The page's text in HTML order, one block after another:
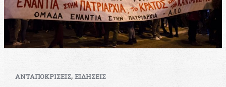
ΑΝΤΑΠΟΚΡΙΣΕΙΣ, ΕΙΔΗΣΕΙΣ